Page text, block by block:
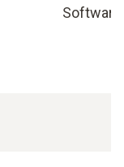
Software